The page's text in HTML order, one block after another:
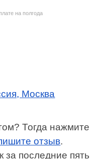
на полгода
Москва
Тогда нажмите
отзыв.
за последние пять